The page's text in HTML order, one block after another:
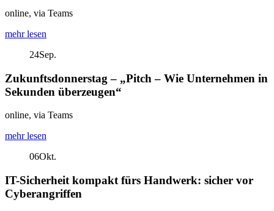
online, via Teams
mehr lesen
24Sep.
Zukunftsdonnerstag – „Pitch – Wie Unternehmen in
Sekunden überzeugen“
online, via Teams
mehr lesen
06Okt.
IT-Sicherheit kompakt fürs Handwerk: sicher vor
Cyberangriffen